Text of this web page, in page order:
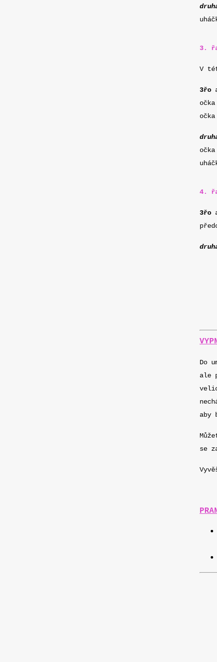
3.
V
3řo
očka
očka
4.
3řo
Do
ale
aby
se